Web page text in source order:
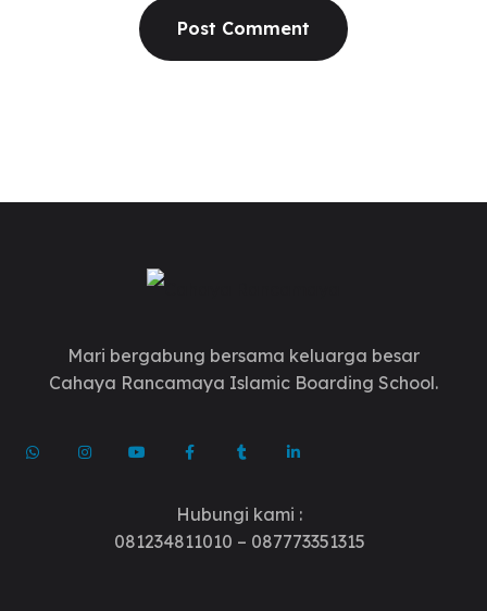
Mari bergabung bersama keluarga besar
Cahaya Rancamaya Islamic Boarding School.
Hubungi kami :
081234811010 – 087773351315